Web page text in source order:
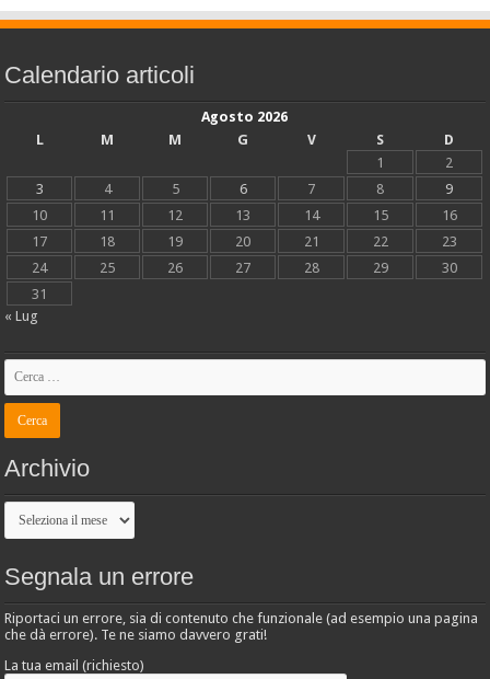
Calendario articoli
Agosto 2026
L
M M G V S
D
1
2
3
4 5 6 7 8
9
10
11 12 13 14 15
16
17
18 19 20 21 22
23
24
25 26 27 28 29
30
31
« Lug
Archivio
Archivio
Segnala un errore
Riportaci un errore, sia di contenuto che funzionale (ad esempio una pagina
che dà errore). Te ne siamo davvero grati!
La tua email (richiesto)